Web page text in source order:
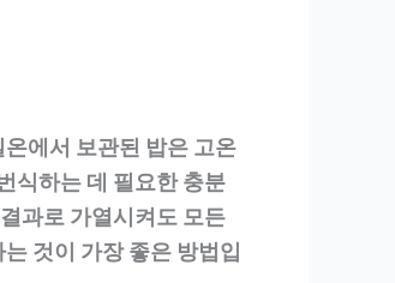
에서 보관된 밥은 고온
식하는 데 필요한 충분
과로 가열시켜도 모든
것이 가장 좋은 방법입